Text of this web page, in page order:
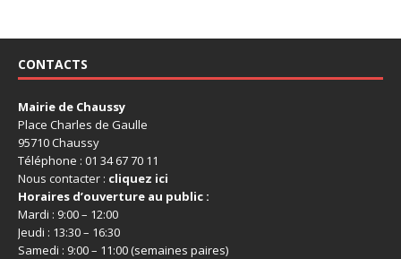
CONTACTS
Mairie de Chaussy
Place Charles de Gaulle
95710 Chaussy
Téléphone : 01 34 67 70 11
Nous contacter : cliquez ici
Horaires d’ouverture au public :
Mardi : 9:00 – 12:00
Jeudi : 13:30 – 16:30
Samedi : 9:00 – 11:00 (semaines paires)